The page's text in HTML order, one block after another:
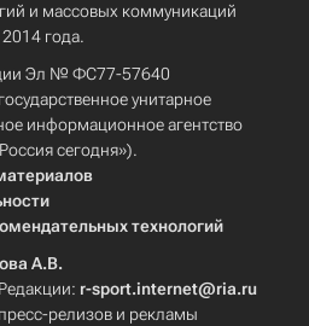
и массовых коммуникаций
года.
Эл № ФС77-57640
унитарное
информационное агентство
сегодня»).
технологий
А.В.
r-sport.internet@ria.ru
релизов и рекламы